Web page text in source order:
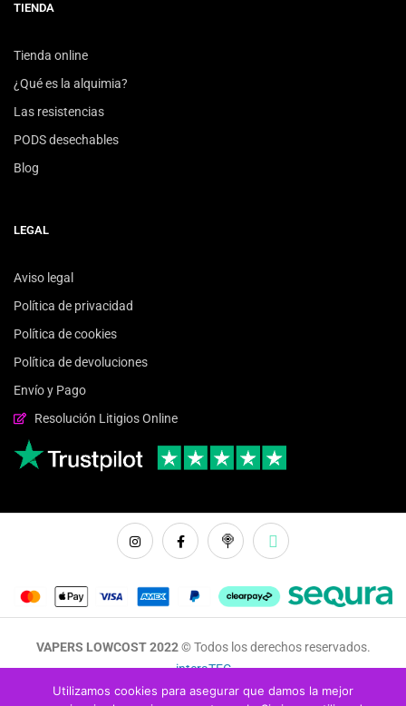
TIENDA
Tienda online
¿Qué es la alquimia?
Las resistencias
PODS desechables
Blog
LEGAL
Aviso legal
Política de privacidad
Política de cookies
Política de devoluciones
Envío y Pago
Resolución Litigios Online
VAPERS LOWCOST 2022 ©Todos los derechos reservados.
interaTEC
Utilizamos cookies para asegurar que damos la mejor